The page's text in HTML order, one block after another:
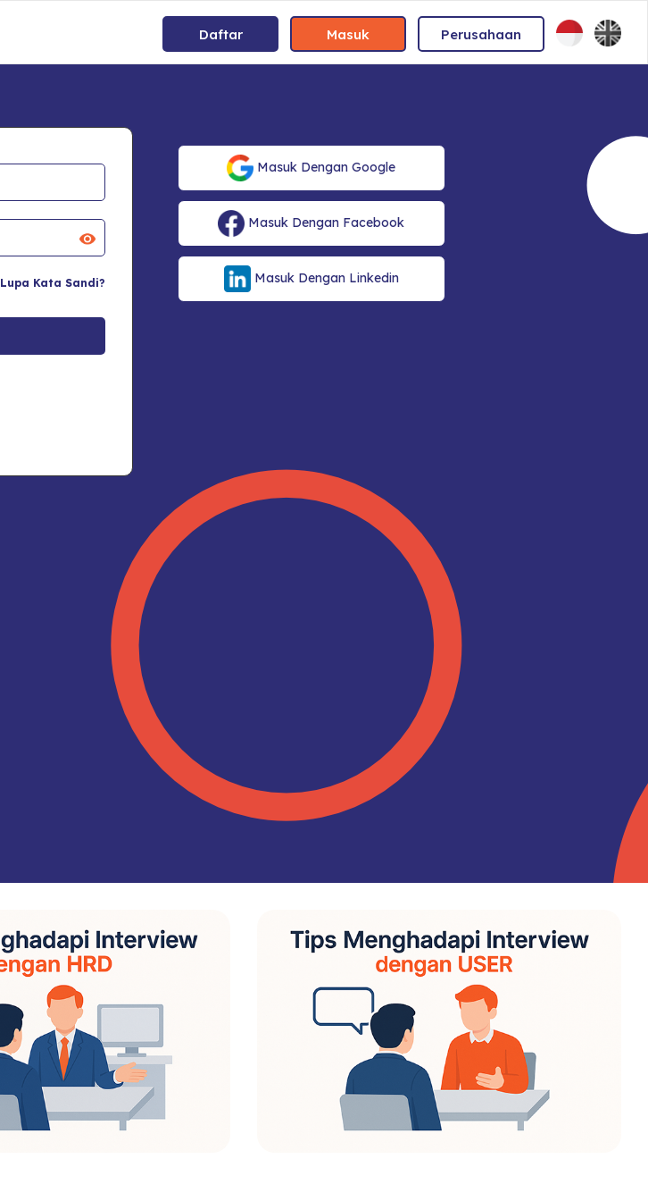
Daftar Masuk Perusahaan
Lupa Kata Sandi?
Masuk Dengan Google
Masuk Dengan Facebook
Masuk Dengan Linkedin